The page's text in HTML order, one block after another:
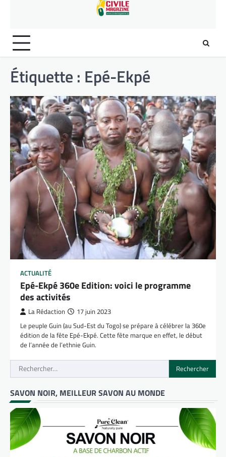
Étiquette : Epé-Ekpé
ACTUALITÉ
Epé-Ekpé 360e Edition: voici le programme
des activités
La Rédaction 17 juin 2023
Le peuple Guin (au Sud-Est du Togo) se prépare à célébrer la 360e
édition de la fête Epé-Ekpé. Cette fête marque en effet, le début
de l’année de l’ethnie Guin.
Rechercher :
SAVON NOIR, MEILLEUR SAVON AU MONDE